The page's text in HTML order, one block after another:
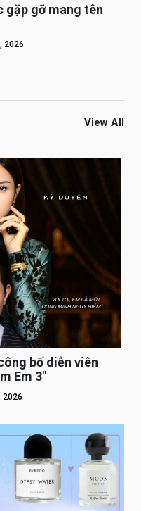
gặp gỡ mang tên
2026
View All
bố diễn viên
Em 3″
2026